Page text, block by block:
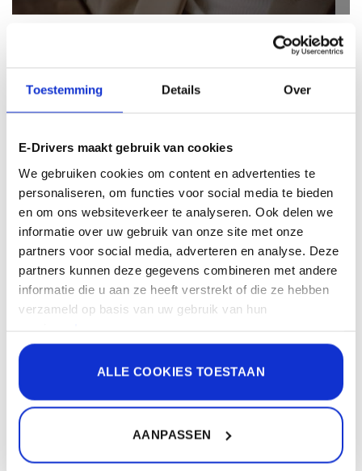
Toestemming Details Over
E-Drivers maakt gebruik van cookies
We gebruiken cookies om content en advertenties te
personaliseren, om functies voor social media te bieden
en om ons websiteverkeer te analyseren. Ook delen we
informatie over uw gebruik van onze site met onze
partners voor social media, adverteren en analyse. Deze
partners kunnen deze gegevens combineren met andere
informatie die u aan ze heeft verstrekt of die ze hebben
verzameld op basis van uw gebruik van hun
Sommige van de gegevens die worden verzameld, zijn
bedoeld voor personalisatie en het meten van de
effectiviteit van advertenties.Lees meer.
ALLE COOKIES TOESTAAN
AANPASSEN
Comfort
De weg wordt voor u vrijgemaakt.
Letterlijk en figuurlijk. Met E-
Drivers rijdt u altijd comfortabel.
Zonder zorgen over de reis.